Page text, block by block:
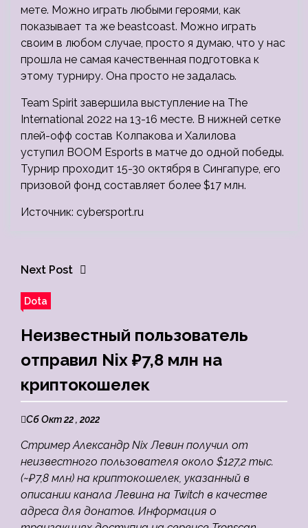
мете. Можно играть любыми героями, как
показывает та же beastcoast. Можно играть
своим в любом случае, просто я думаю, что у нас
прошла не самая качественная подготовка к
этому турниру. Она просто не задалась.
Team Spirit завершила выступление на The
International 2022 на 13-16 месте. В нижней сетке
плей-офф состав Колпакова и Халилова
уступил BOOM Esports в матче до одной победы.
Турнир проходит 15-30 октября в Сингапуре, его
призовой фонд составляет более $17 млн.
Источник: cybersport.ru
Next Post
Dota
Неизвестный пользователь
отправил Nix ₽7,8 млн на
криптокошелек
Сб Окт 22 , 2022
Стример Александр Nix Левин получил от
неизвестного пользователя около $127,2 тыс.
(~₽7,8 млн) на криптокошелек, указанный в
описании канала Левина на Twitch в качестве
адреса для донатов. Информация о